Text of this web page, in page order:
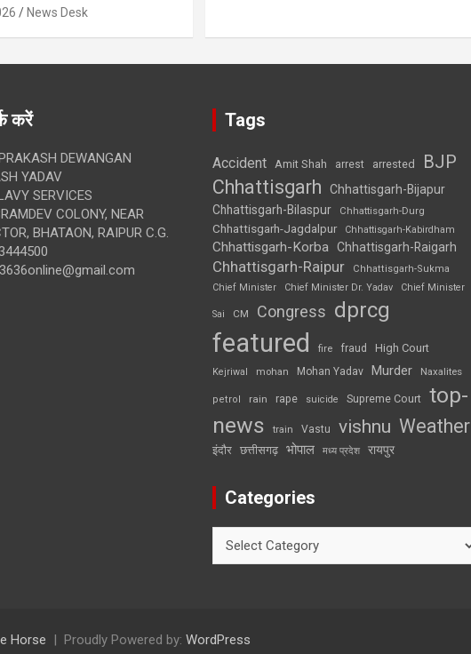
News Desk
करें
DEWANGAN
YADAV
SERVICES
COLONY, NEAR
BHATAON, RAIPUR C.G.
Tags
Accident Amit Shah arrest arrested BJP
Chhattisgarh
Chhattisgarh-Bijapur
Chhattisgarh-Bilaspur
Chhattisgarh-Durg
Chhattisgarh-Jagdalpur Chhattisgarh-Kabirdham
Chhattisgarh-Korba Chhattisgarh-Raigarh
Chhattisgarh-Raipur
Chhattisgarh-Sukma
Chief Minister
Chief Minister Dr. Yadav Chief Minister
Sai CM Congress dprcg
featured fire fraud High Court
Kejriwal mohan Mohan Yadav Murder Naxalites
petrol rain rape suicide Supreme Court top-
news
train Vastu vishnu Weather
इंदौर छत्तीसगढ़ भोपाल मध्य प्रदेश रायपुर
Categories
Horse Proudly Powered by: WordPress